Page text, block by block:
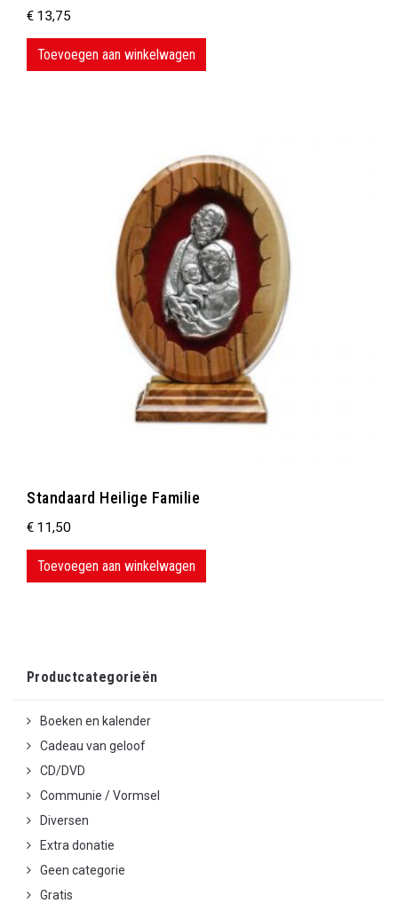
€ 13,75
Toevoegen aan winkelwagen
Standaard Heilige Familie
€ 11,50
Toevoegen aan winkelwagen
Productcategorieën
Boeken en kalender
Cadeau van geloof
CD/DVD
Communie / Vormsel
Diversen
Extra donatie
Geen categorie
Gratis